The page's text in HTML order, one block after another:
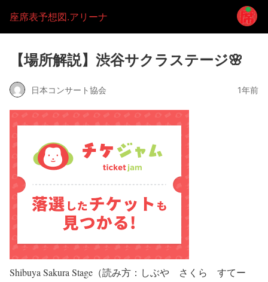
座席表予想図.アリーナ
【場所解説】渋谷サクラステージ🌸
日本コンサート協会 1年前
Shibuya Sakura Stage（読み方：しぶや さくら すてー